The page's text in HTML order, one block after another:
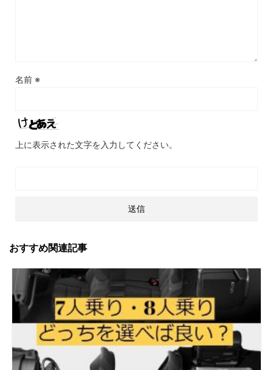
名前 ※
上に表示された文字を入力してください。
おすすめ関連記事